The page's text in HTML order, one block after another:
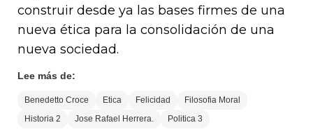
construir desde ya las bases firmes de una
nueva ética para la consolidación de una
nueva sociedad.
Lee más de:
Benedetto Croce Etica Felicidad
Filosofia Moral
Historia 2
Jose Rafael Herrera. Politica 3